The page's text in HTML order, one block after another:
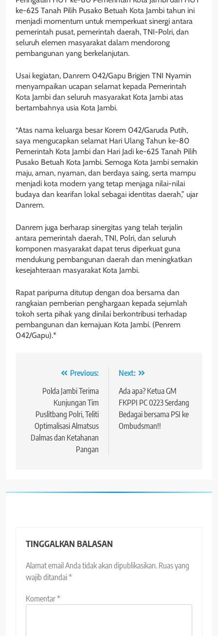
ke-625 Tanah Pilih Pusako Betuah Kota Jambi tahun ini
menjadi momentum untuk memperkuat sinergi antara
pemerintah pusat, pemerintah daerah, TNI-Polri, dan
seluruh elemen masyarakat dalam mendorong
pembangunan yang berkelanjutan.
Usai kegiatan, Danrem 042/Gapu Brigjen TNI Nyamin
menyampaikan ucapan selamat kepada Pemerintah
Kota Jambi dan seluruh masyarakat Kota Jambi atas
bertambahnya usia Kota Jambi.
“Atas nama keluarga besar Korem 042/Garuda Putih,
saya mengucapkan selamat Hari Ulang Tahun ke-80
Pemerintah Kota Jambi dan Hari Jadi ke-625 Tanah Pilih
Pusako Betuah Kota Jambi. Semoga Kota Jambi semakin
maju, aman, nyaman, dan berdaya saing, serta mampu
menjadi kota modern yang tetap menjaga nilai-nilai
budaya dan kearifan lokal sebagai identitas daerah,” ujar
Danrem.
Danrem juga berharap sinergitas yang telah terjalin
antara pemerintah daerah, TNI, Polri, dan seluruh
komponen masyarakat dapat terus diperkuat guna
mendukung pembangunan daerah dan meningkatkan
kesejahteraan masyarakat Kota Jambi.
Rapat paripurna ditutup dengan doa bersama dan
rangkaian pemberian penghargaan kepada sejumlah
tokoh serta pihak yang dinilai berkontribusi terhadap
pembangunan dan kemajuan Kota Jambi. (Penrem
042/Gapu).*
Navigasi Previous:
Polda Jambi Terima
Kunjungan Tim
Puslitbang Polri, Teliti
Optimalisasi Almatsus
Dalmas dan Ketahanan
Pangan
Next:
Ada apa? Ketua GM
FKPPI PC 0223 Serdang
Bedagai bersama PSI ke
Ombudsman!!
TINGGALKAN BALASAN
Alamat email Anda tidak akan dipublikasikan. Ruas yang
wajib ditandai*
Komentar*